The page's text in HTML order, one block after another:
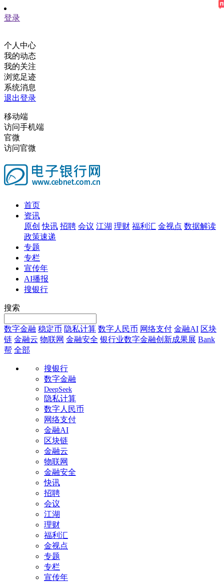
登录
个人中心
我的动态
我的关注
浏览足迹
系统消息
退出登录
移动端
访问手机端
官微
访问官微
首页
资讯
原创 快讯 招聘 会议 江湖 理财 福利汇 金视点 数据解读
政策速递
专题
专栏
宣传年
AI播报
搜银行
搜索
数字金融 稳定币 隐私计算 数字人民币 网络支付 金融AI 区块
链 金融云 物联网 金融安全 银行业数字金融创新成果展 Bank
帮 全部
搜银行
数字金融
DeepSeek
隐私计算
数字人民币
网络支付
金融AI
区块链
金融云
物联网
金融安全
快讯
招聘
会议
江湖
理财
福利汇
金视点
专题
专栏
宣传年